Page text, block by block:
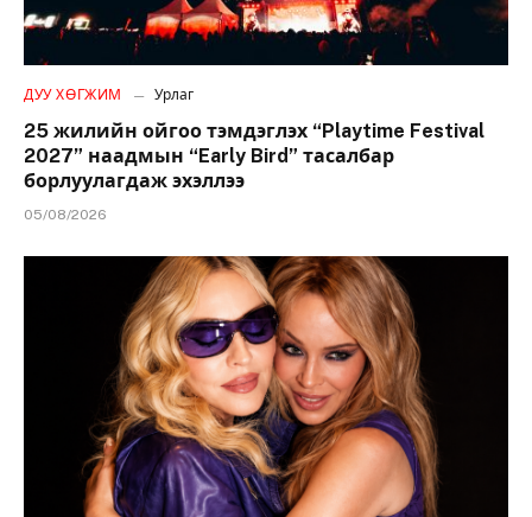
ДУУ ХӨГЖИМ Урлаг
25 жилийн ойгоо тэмдэглэх “Playtime Festival
2027” наадмын “Early Bird” тасалбар
борлуулагдаж эхэллээ
05/08/2026